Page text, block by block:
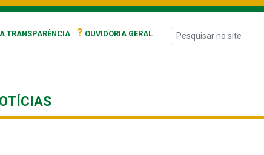
TRANSPARÊNCIA ? OUVIDORIA GERAL